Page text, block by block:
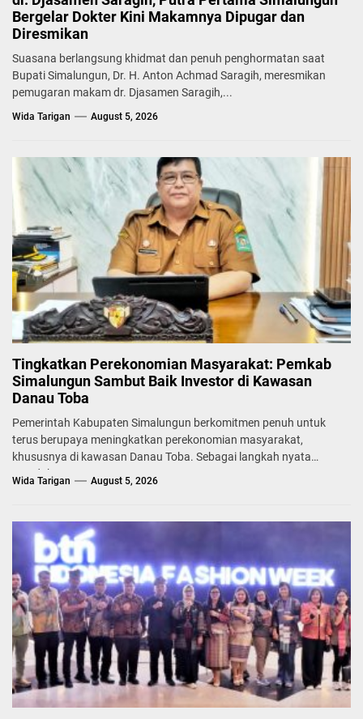
Bergelar Dokter Kini Makamnya Dipugar dan
Diresmikan
Suasana berlangsung khidmat dan penuh penghormatan saat
Bupati Simalungun, Dr. H. Anton Achmad Saragih, meresmikan
pemugaran makam dr. Djasamen Saragih,...
Wida Tarigan August 5, 2026
Tingkatkan Perekonomian Masyarakat: Pemkab
Simalungun Sambut Baik Investor di Kawasan
Danau Toba
Pemerintah Kabupaten Simalungun berkomitmen penuh untuk
terus berupaya meningkatkan perekonomian masyarakat,
khususnya di kawasan Danau Toba. Sebagai langkah nyata
mendukung...
Wida Tarigan August 5, 2026